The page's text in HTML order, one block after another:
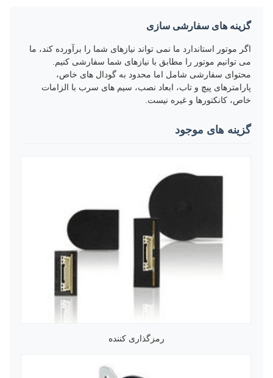
گزینه های سفارشی سازی
اگر موتور استاندارد ما نمی تواند نیازهای شما را برآورده کند، ما
می توانیم موتور را مطابق با نیازهای شما سفارشی کنیم.
محتوای سفارشی شامل اما محدود به گودال های خاص،
پارامترهای پیچ و تاب، ابعاد نصب، سیم های سرب با الزامات
خاص، کانکتورها و غیره نیست.
گزینه های موجود
رمزگذاری کننده